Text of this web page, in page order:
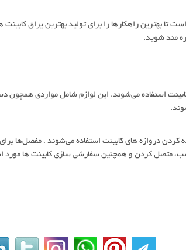
بهترین راهکارها را برای تولید بهترین یراق کابینت
مند شوید.
استفاده می‌شوند. این لوازم شامل مواردی همچون
کردن دروازه های کابینت استفاده می‌شوند ، مفصل‌ها
متصل کردن و همچنین سفارشی سازی کابینت ها مورد